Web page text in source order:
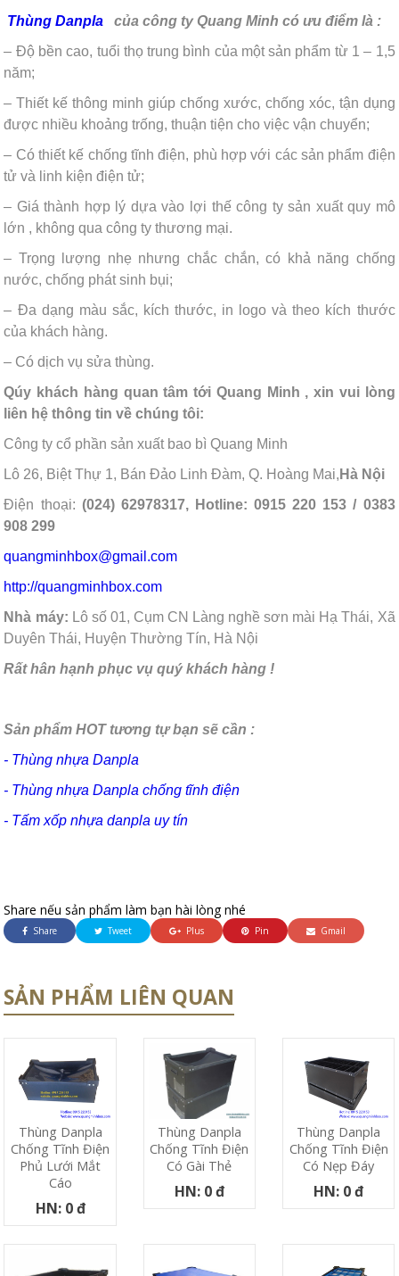
Thùng Danpla
của công ty Quang Minh có ưu điểm là :
– Độ bền cao, tuổi thọ trung bình của một sản phẩm từ 1 – 1,5
năm;
– Thiết kế thông minh giúp chống xước, chống xóc, tận dụng
được nhiều khoảng trống, thuận tiện cho việc vận chuyển;
– Có thiết kế chống tĩnh điện, phù hợp với các sản phẩm điện
tử và linh kiện điện tử;
– Giá thành hợp lý dựa vào lợi thế công ty sản xuất quy mô
lớn , không qua công ty thương mại.
– Trọng lượng nhẹ nhưng chắc chắn, có khả năng chống
nước, chống phát sinh bụi;
– Đa dạng màu sắc, kích thước, in logo và theo kích thước
của khách hàng.
– Có dịch vụ sửa thùng.
Qúy khách hàng quan tâm tới Quang Minh , xin vui lòng
liên hệ thông tin về chúng tôi:
Công ty cổ phần sản xuất bao bì Quang Minh
Lô 26, Biệt Thự 1, Bán Đảo Linh Đàm, Q. Hoàng Mai, Hà Nội
Điện thoại: (024) 62978317, Hotline: 0915 220 153 / 0383
908 299
quangminhbox@gmail.com
http://quangminhbox.com
Nhà máy: Lô số 01, Cụm CN Làng nghề sơn mài Hạ Thái, Xã
Duyên Thái, Huyện Thường Tín, Hà Nội
Rất hân hạnh phục vụ quý khách hàng !
Sản phẩm HOT tương tự bạn sẽ cần :
- Thùng nhựa Danpla
- Thùng nhựa Danpla chống tĩnh điện
- Tấm xốp nhựa danpla uy tín
Share nếu sản phẩm làm bạn hài lòng nhé
Share Tweet Plus Pin Gmail
SẢN PHẨM LIÊN QUAN
Thùng Danpla
Chống Tĩnh Điện
Phủ Lưới Mắt
Cáo
HN: 0 đ
Thùng Danpla
Chống Tĩnh Điện
Có Gài Thẻ
HN: 0 đ
Thùng Danpla
Chống Tĩnh Điện
Có Nẹp Đáy
HN: 0 đ